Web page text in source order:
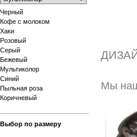
Черный
Кофе с молоком
Хаки
Розовый
Серый
Бежевый
Мультиколор
Синий
Пыльная роза
Коричневый
Выбор по размеру
Мы